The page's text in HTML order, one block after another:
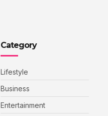
Category
Lifestyle
Business
Entertainment